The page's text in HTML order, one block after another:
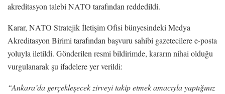
akreditasyon talebi NATO tarafından reddedildi.
Karar, NATO Stratejik İletişim Ofisi bünyesindeki Medya
Akreditasyon Birimi tarafından başvuru sahibi gazetecilere e-posta
yoluyla iletildi. Gönderilen resmi bildirimde, kararın nihai olduğu
vurgulanarak şu ifadelere yer verildi:
“Ankara’da gerçekleşecek zirveyi takip etmek amacıyla yaptığınız